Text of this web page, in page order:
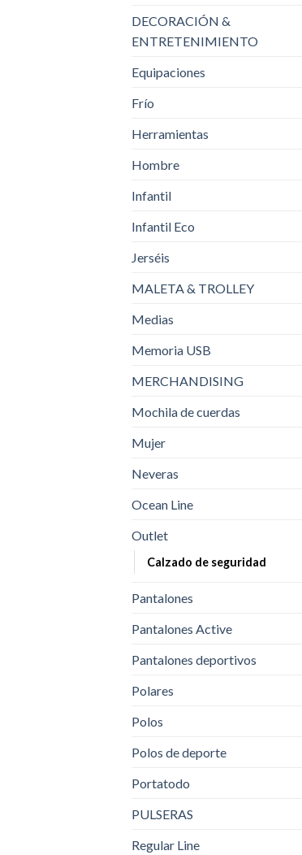
DECORACIÓN &
ENTRETENIMIENTO
Equipaciones
Frío
Herramientas
Hombre
Infantil
Infantil Eco
Jerséis
MALETA & TROLLEY
Medias
Memoria USB
MERCHANDISING
Mochila de cuerdas
Mujer
Neveras
Ocean Line
Outlet
Calzado de seguridad
Pantalones
Pantalones Active
Pantalones deportivos
Polares
Polos
Polos de deporte
Portatodo
PULSERAS
Regular Line